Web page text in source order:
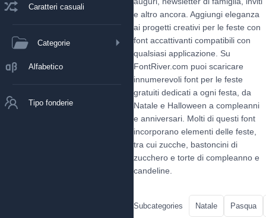
Caratteri casuali
Categorie
Alfabetico
Tipo fonderie
e altro ancora. Aggiungi eleganza
ai progetti creativi per le feste con
font accattivanti compatibili con
qualsiasi applicazione. Su
FontRiver.com puoi scaricare
innumerevoli font per le feste
gratuiti dedicati a ogni festa, da
Natale e Halloween a compleanni
e anniversari. Molti di questi font
incorporano elementi delle feste,
tra cui zucche, bastoncini di
zucchero e torte di compleanno e
candeline.
Subcategories Natale Pasqua